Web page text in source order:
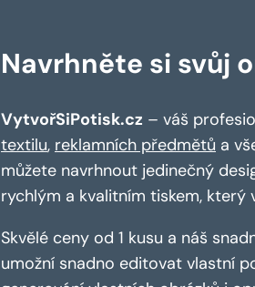
Navrhněte si svůj
VytvořSiPotisk.cz – váš
textilu, reklamních předmětů a
můžete navrhnout jedinečný
rychlým a kvalitním tiskem, který
Skvělé ceny od 1 kusu a náš
umožní snadno editovat vlastní